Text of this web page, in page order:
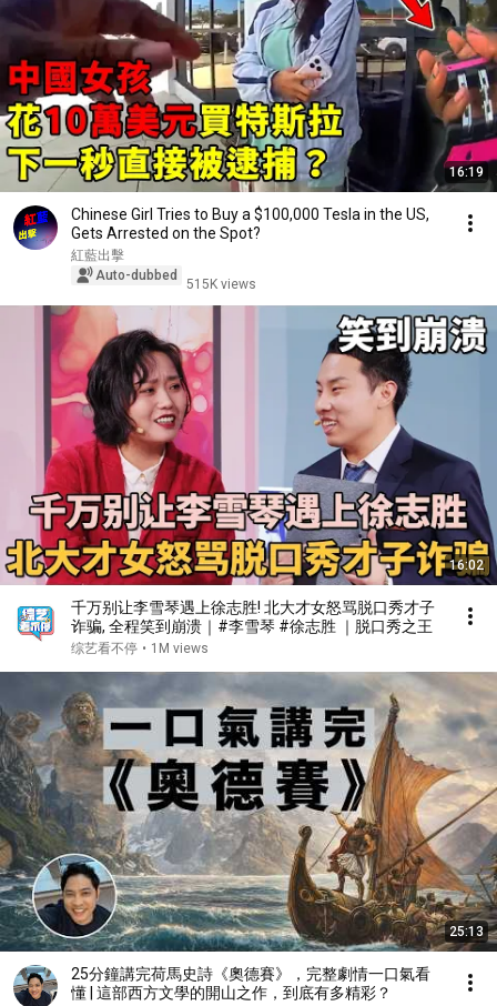
16:19
Chinese Girl Tries to Buy a $100,000 Tesla in the US,
Gets Arrested on the Spot?
紅藍出擊
Auto-dubbed
515K views
16:02
千万别让李雪琴遇上徐志胜! 北大才女怒骂脱口秀才子
诈骗, 全程笑到崩溃｜#李雪琴 #徐志胜 ｜脱口秀之王
综艺看不停 • 1M views
25:13
25分鐘講完荷馬史詩《奧德賽》，完整劇情一口氣看
懂 | 這部西方文學的開山之作，到底有多精彩？